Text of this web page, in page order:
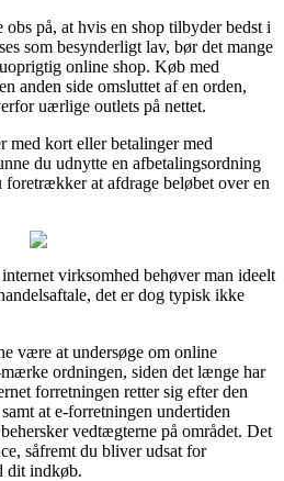
på, at hvis en shop tilbyder bedst i
som besynderligt lav, bør det mange
online shop. Køb med
anden side omsluttet af en orden,
uærlige outlets på nettet.
med kort eller betalinger med
du udnytte en afbetalingsordning
at afdrage beløbet over en
virksomhed behøver man ideelt
det er dog typisk ikke
være at undersøge om online
ordningen, siden det længe har
forretningen retter sig efter den
at e-forretningen undertiden
vedtægterne på området. Det
såfremt du bliver udsat for
dit indkøb.